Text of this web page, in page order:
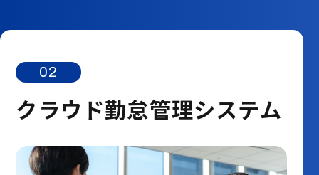
02
クラウド勤怠管理システム